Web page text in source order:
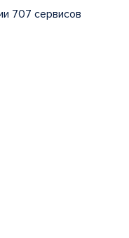
707 сервисов